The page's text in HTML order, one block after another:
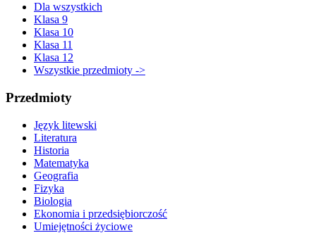
Dla wszystkich
Klasa 9
Klasa 10
Klasa 11
Klasa 12
Wszystkie przedmioty ->
Przedmioty
Język litewski
Literatura
Historia
Matematyka
Geografia
Fizyka
Biologia
Ekonomia i przedsiębiorczość
Umiejętności życiowe